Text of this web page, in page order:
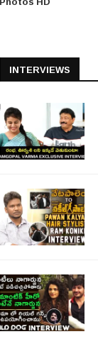
INTERVIEWS